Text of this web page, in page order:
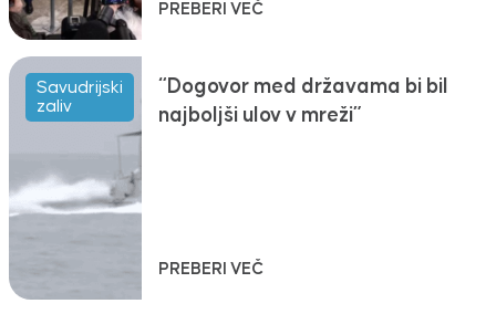
PREBERI VEČ
Savudrijski
zaliv
“Dogovor med državama bi bil
najboljši ulov v mreži”
PREBERI VEČ